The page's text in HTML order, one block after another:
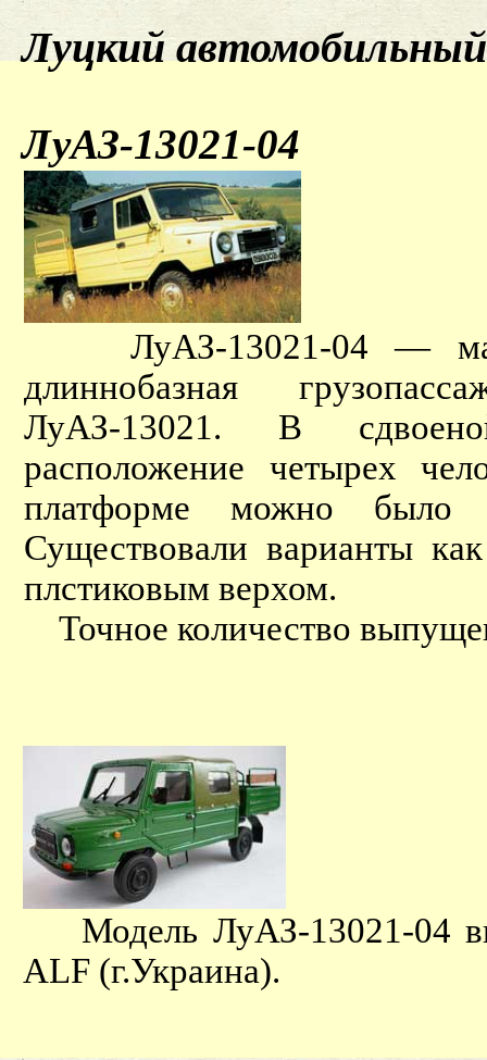
Луцкий
ЛуАЗ-13021-04
ЛуАЗ-13021-04 —
длиннобазная
ЛуАЗ-13021. В
расположение четырех
платформе можно было
Существовали варианты
плстиковым верхом.
Точное количество
Модель ЛуАЗ-13021-04
ALF (г.Украина).